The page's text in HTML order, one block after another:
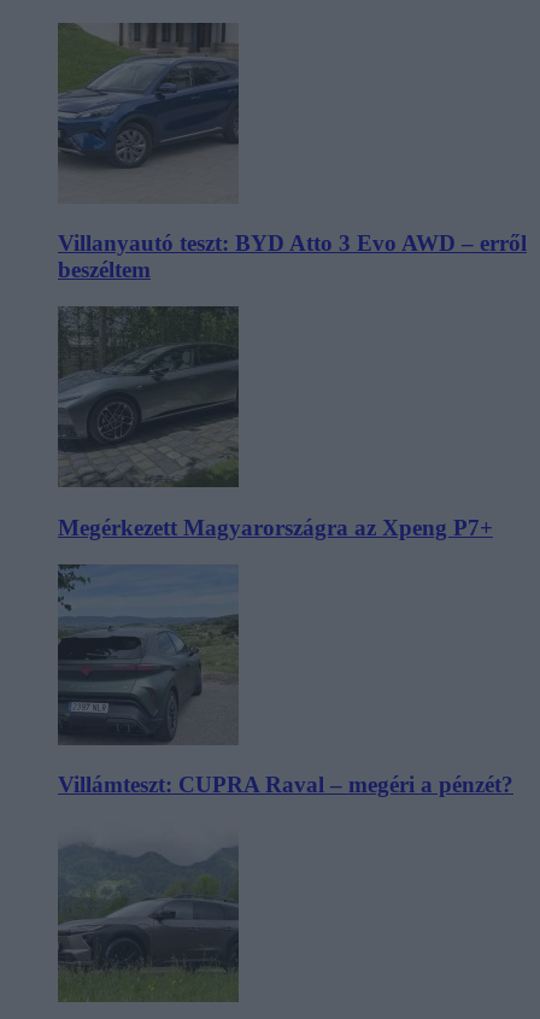
Villanyautó teszt: BYD Atto 3 Evo AWD – erről
beszéltem
Megérkezett Magyarországra az Xpeng P7+
Villámteszt: CUPRA Raval – megéri a pénzét?